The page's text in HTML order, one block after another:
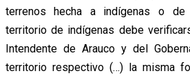
terrenos hecha a indígenas o
territorio de indígenas debe
Intendente de Arauco y del
territorio respectivo (…) la misma